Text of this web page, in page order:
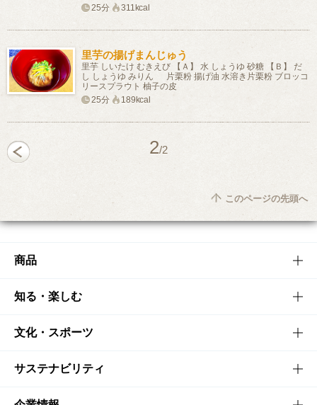
25分
311kcal
里芋の揚げまんじゅう
里芋 しいたけ むきえび 【Ａ】 水 しょうゆ 砂糖 【Ｂ】 だ
し しょうゆ みりん 片栗粉 揚げ油 水溶き片栗粉 ブロッコ
リースプラウト 柚子の皮
25分
189kcal
2/2
このページの先頭へ
商品
商品TOP
商品一覧
商品発売情報
栄養成分一覧
知る・楽しむ
知る・楽しむTOP
キャンペーン
工場見学
文化・スポーツ
文化・スポーツTOP
サントリーホール
サステナビリティ